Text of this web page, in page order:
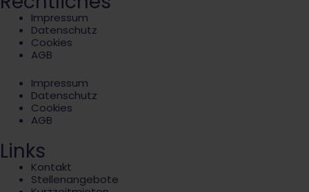
Impressum
Datenschutz
Cookies
AGB
Impressum
Datenschutz
Cookies
AGB
Links
Kontakt
Stellenangebote